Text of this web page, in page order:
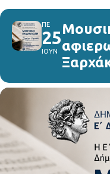
ΠΕ
25
ΙΟΥΝ